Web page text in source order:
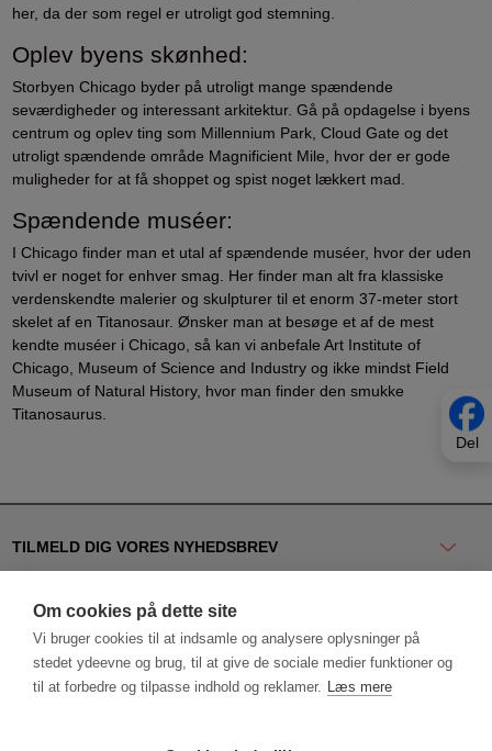
Del
her, da der som regel er utroligt god stemning.
Oplev byens skønhed:
Storbyen Chicago byder på utroligt mange spændende
seværdigheder og interessant arkitektur. Gå på opdagelse i byens
centrum og oplev ting som Millennium Park, Cloud Gate og det
utroligt spændende område Magnificient Mile, hvor der er gode
muligheder for at få shoppet og spist noget lækkert mad.
Spændende muséer:
I Chicago finder man et utal af spændende muséer, hvor der uden
tvivl er noget for enhver smag. Her finder man alt fra klassiske
verdenskendte malerier og skulpturer til et enorm 37-meter stort
skelet af en Titanosaur. Ønsker man at besøge et af de mest
kendte muséer i Chicago, så kan vi anbefale Art Institute of
Chicago, Museum of Science and Industry og ikke mindst Field
Museum of Natural History, hvor man finder den smukke
Titanosaurus.
TILMELD DIG VORES NYHEDSBREV
KONTAKT OS
NYTTIGE LINKS
Om cookies på dette site
Vi bruger cookies til at indsamle og analysere oplysninger på
stedet ydeevne og brug, til at give de sociale medier funktioner og
til at forbedre og tilpasse indhold og reklamer. Læs mere